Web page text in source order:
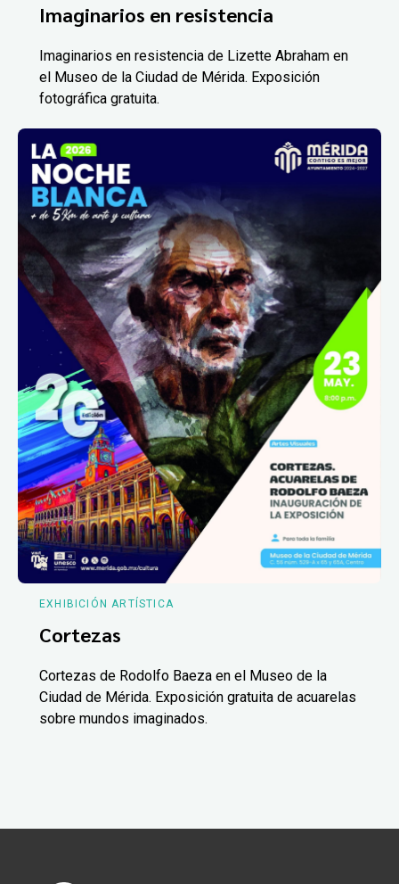
Imaginarios en resistencia
Imaginarios en resistencia de Lizette Abraham en
el Museo de la Ciudad de Mérida. Exposición
fotográfica gratuita.
EXHIBICIÓN ARTÍSTICA
Cortezas
Cortezas de Rodolfo Baeza en el Museo de la
Ciudad de Mérida. Exposición gratuita de acuarelas
sobre mundos imaginados.